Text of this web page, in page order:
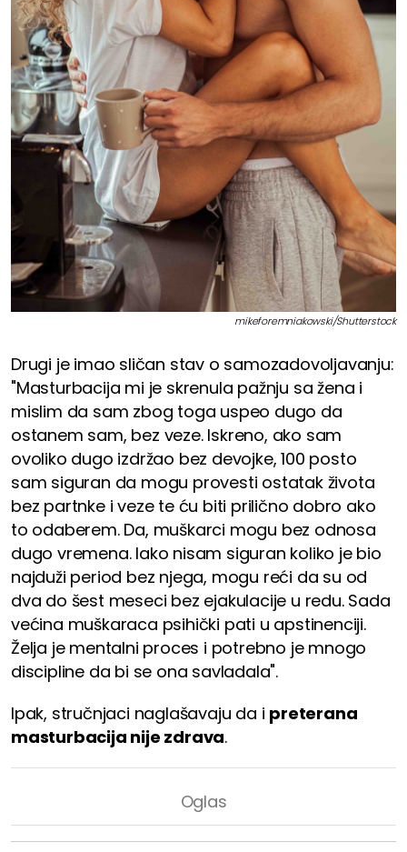
mikeforemniakowski/Shutterstock
Drugi je imao sličan stav o samozadovoljavanju:
"Masturbacija mi je skrenula pažnju sa žena i
mislim da sam zbog toga uspeo dugo da
ostanem sam, bez veze. Iskreno, ako sam
ovoliko dugo izdržao bez devojke, 100 posto
sam siguran da mogu provesti ostatak života
bez partnke i veze te ću biti prilično dobro ako
to odaberem. Da, muškarci mogu bez odnosa
dugo vremena. Iako nisam siguran koliko je bio
najduži period bez njega, mogu reći da su od
dva do šest meseci bez ejakulacije u redu. Sada
većina muškaraca psihički pati u apstinenciji.
Želja je mentalni proces i potrebno je mnogo
discipline da bi se ona savladala".
Ipak, stručnjaci naglašavaju da i preterana
masturbacija nije zdrava.